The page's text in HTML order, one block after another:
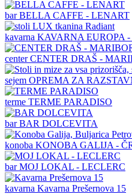
barBELLA CAFFE - LENART
kavarna KAVARNA EUROPA -
centerCENTER DRAŠ -
sejem OPREMA ZA
terme TERME PARADISO
barBAR DOLCEVITA
konoba KONOBA GALIJA -
barMOJ LOKAL - LECLERC
kavarna Kavarna Prešernova 15